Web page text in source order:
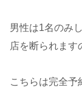
男性は1名のみ
店を断られます
こちらは完全予